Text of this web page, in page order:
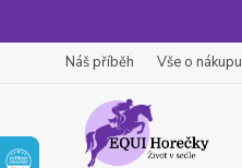
Náš příběh Vše o nákupu